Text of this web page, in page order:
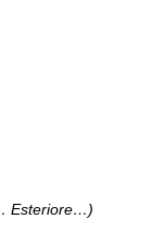
Esteriore…)